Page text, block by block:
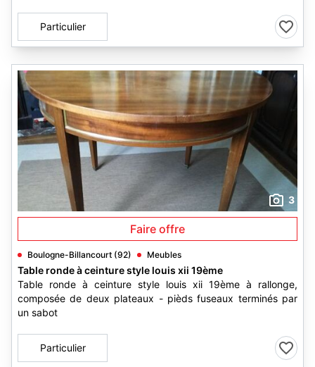
Particulier
3
Faire offre
Boulogne-Billancourt (92) Meubles
Table ronde à ceinture style louis xii 19ème
Table ronde à ceinture style louis xii 19ème à rallonge,
composée de deux plateaux - pièds fuseaux terminés par
un sabot
Particulier